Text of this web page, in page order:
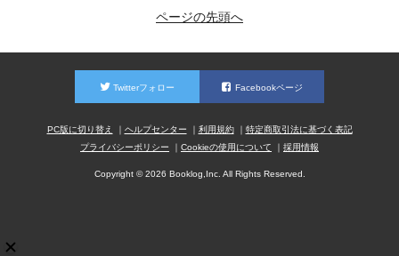
ページの先頭へ
Twitterフォロー Facebookページ
PC版に切り替え ヘルプセンター 利用規約
特定商取引法に基づく表記
プライバシーポリシー
Cookieの使用について 採用情報
Copyright © 2026 Booklog,Inc. All Rights Reserved.